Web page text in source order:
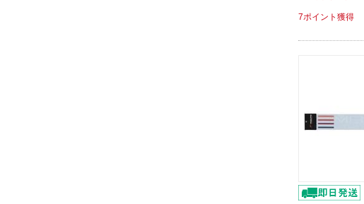
7ポイント獲得